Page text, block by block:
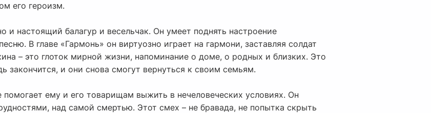
его героизм.
и настоящий балагур и весельчак. Он умеет поднять настроение
В главе «Гармонь» он виртуозно играет на гармони, заставляя солдат
– это глоток мирной жизни, напоминание о доме, о родных и близких. Это
закончится, и они снова смогут вернуться к своим семьям.
ему и его товарищам выжить в нечеловеческих условиях. Он
над самой смертью. Этот смех – не бравада, не попытка скрыть